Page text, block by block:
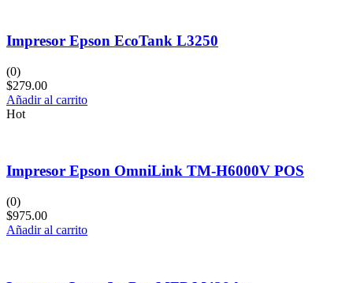
Impresor Epson EcoTank L3250
(0)
$279.00
Añadir al carrito
Hot
Impresor Epson OmniLink TM-H6000V POS
(0)
$975.00
Añadir al carrito